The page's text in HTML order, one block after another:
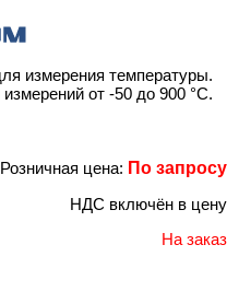
измерения температуры.
от -50 до 900 °С.
Розничная цена: По запросу
НДС включён в цену
На заказ